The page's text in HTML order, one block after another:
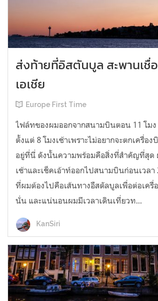
ส่งท้ายที่อิสตันบูล สะพานเชื่
เอเชีย
Europe First Time
ไฟล์ทของผมออกจากสนามบินตอน 11 โมง
ตั้งแต่ 8 โมงเช้าเพราะไม่อยากจะตกเครื่อ
อยู่ที่นี่ ดังนั้นความพร้อมคือสิ่งที่สำคัญที่สุด
เช้าและเช็คเอ้าท์ออกไปสนามบินก่อนเวล
ที่ผมต้องไปคือเส้นทางอืสตัลบูลเพื่อต่อเครื่
นั่น และแน่นอนผมมีเวลาเดินเที่ยวท...
KanSiri